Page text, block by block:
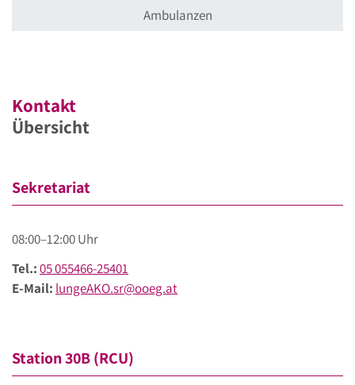
Ambulanzen
Kontakt
Übersicht
Sekretariat
08:00–12:00 Uhr
Tel.:05 055466-25401
E-Mail: lungeAKO.sr@ooeg.at
Station 30B (RCU)